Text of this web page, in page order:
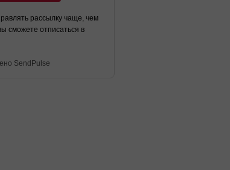
рассылку чаще, чем
сможете отписаться в
SendPulse